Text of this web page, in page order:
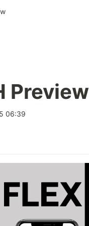
Preview
06:39